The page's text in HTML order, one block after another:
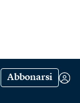
Abbonarsi